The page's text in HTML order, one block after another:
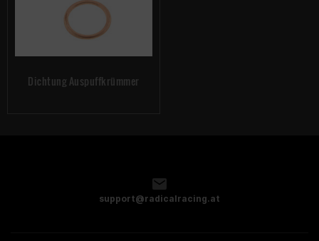
Dichtung Auspuffkrümmer
support@radicalracing.at